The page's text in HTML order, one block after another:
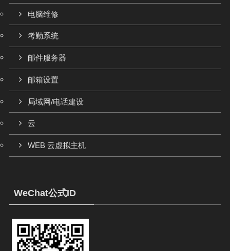
电脑维修
考勤系统
邮件服务器
邮箱设置
局域网/电话建设
云
WEB 云虚拟主机
WeChat公式ID